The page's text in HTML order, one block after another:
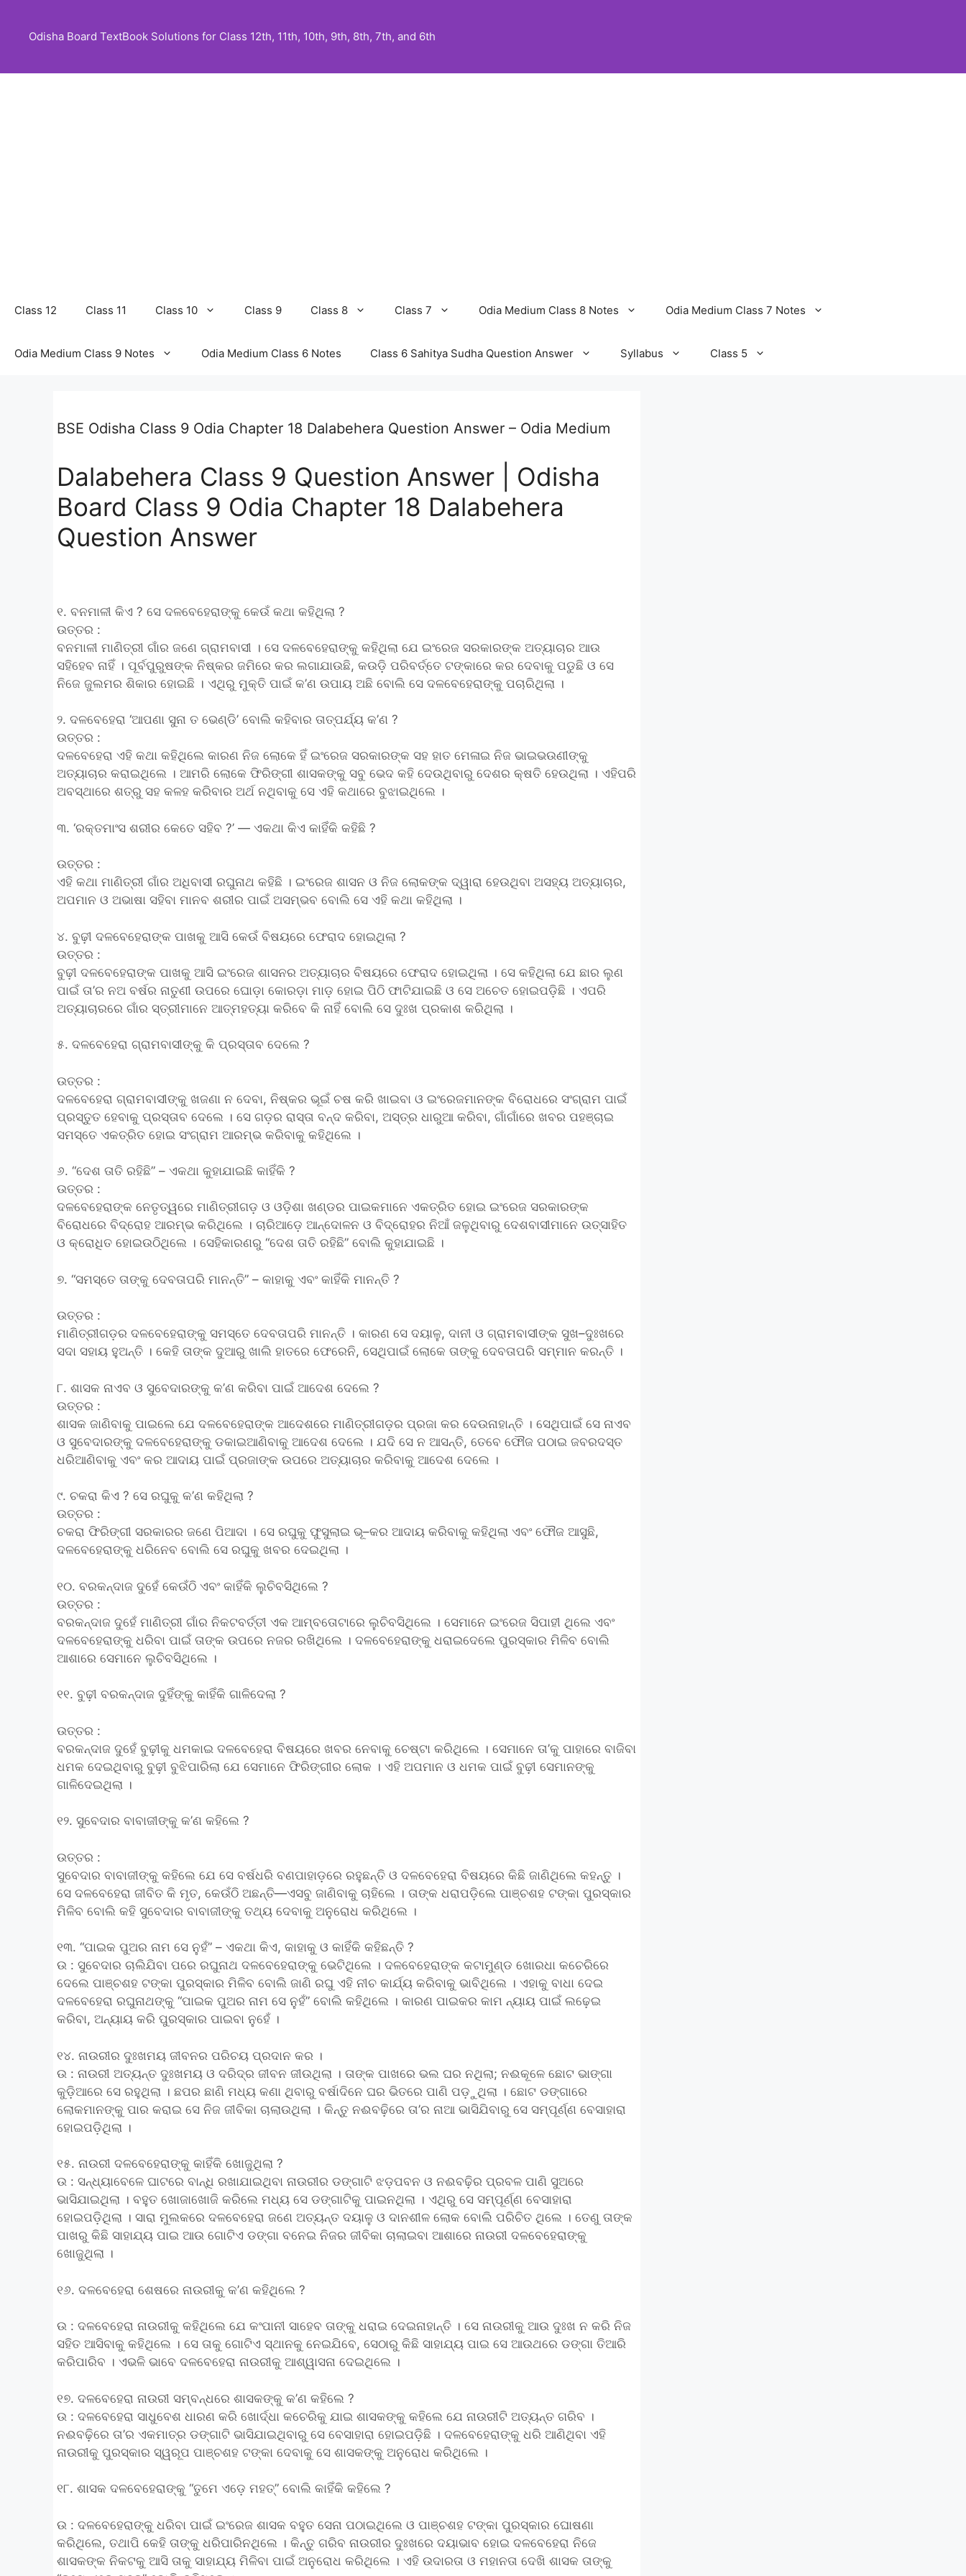
content
Odisha Board TextBook Solutions for Class 12th, 11th, 10th, 9th, 8th, 7th, and 6th
Class 12 Class 11 Class 10 Class 9 Class 8 Class 7 Odia Medium Class 8 Notes Odia Medium Class 7 Notes
Odia Medium Class 9 Notes Odia Medium Class 6 Notes Class 6 Sahitya Sudha Question Answer Syllabus Class 5
BSE Odisha Class 9 Odia Chapter 18 Dalabehera Question Answer – Odia Medium
Dalabehera Class 9 Question Answer | Odisha
Board Class 9 Odia Chapter 18 Dalabehera
Question Answer
୧. ବନମାଳୀ କିଏ ? ସେ ଦଳବେହେରାଙ୍କୁ କେଉଁ କଥା କହିଥିଲା ?
ଉତ୍ତର :
ବନମାଳୀ ମାଣିତ୍ରୀ ଗାଁର ଜଣେ ଗ୍ରାମବାସୀ । ସେ ଦଳବେହେରାଙ୍କୁ କହିଥିଲା ଯେ ଇଂରେଜ ସରକାରଙ୍କ ଅତ୍ୟାଚାର ଆଉ
ସହିହେବ ନାହିଁ । ପୂର୍ବପୁରୁଷଙ୍କ ନିଷ୍କର ଜମିରେ କର ଲଗାଯାଉଛି, କଉଡ଼ି ପରିବର୍ତ୍ତେ ଟଙ୍କାରେ କର ଦେବାକୁ ପଡୁଛି ଓ ସେ
ନିଜେ ଜୁଲମର ଶିକାର ହୋଇଛି । ଏଥିରୁ ମୁକ୍ତି ପାଇଁ କ’ଣ ଉପାୟ ଅଛି ବୋଲି ସେ ଦଳବେହେରାଙ୍କୁ ପଚାରିଥିଲା ।
୨. ଦଳବେହେରା ‘ଆପଣା ସୁନା ତ ଭେଣ୍ଡି’ ବୋଲି କହିବାର ତାତ୍ପର୍ଯ୍ୟ କ’ଣ ?
ଉତ୍ତର :
ଦଳବେହେରା ଏହି କଥା କହିଥିଲେ କାରଣ ନିଜ ଲୋକେ ହିଁ ଇଂରେଜ ସରକାରଙ୍କ ସହ ହାତ ମେଳାଇ ନିଜ ଭାଇଭଉଣୀଙ୍କୁ
ଅତ୍ୟାଚାର କରାଇଥିଲେ । ଆମରି ଲୋକେ ଫିରିଙ୍ଗୀ ଶାସକଙ୍କୁ ସବୁ ଭେଦ କହି ଦେଉଥିବାରୁ ଦେଶର କ୍ଷତି ହେଉଥିଲା । ଏହିପରି
ଅବସ୍ଥାରେ ଶତ୍ରୁ ସହ କଳହ କରିବାର ଅର୍ଥ ନଥିବାକୁ ସେ ଏହି କଥାରେ ବୁଝାଇଥିଲେ ।
୩. ‘ରକ୍ତମାଂସ ଶରୀର କେତେ ସହିବ ?’ — ଏକଥା କିଏ କାହିଁକି କହିଛି ?
ଉତ୍ତର :
ଏହି କଥା ମାଣିତ୍ରୀ ଗାଁର ଅଧିବାସୀ ରଘୁନାଥ କହିଛି । ଇଂରେଜ ଶାସନ ଓ ନିଜ ଲୋକଙ୍କ ଦ୍ୱାରା ହେଉଥିବା ଅସହ୍ୟ ଅତ୍ୟାଚାର,
ଅପମାନ ଓ ଅଭାଷା ସହିବା ମାନବ ଶରୀର ପାଇଁ ଅସମ୍ଭବ ବୋଲି ସେ ଏହି କଥା କହିଥିଲା ।
୪. ବୁଢ଼ୀ ଦଳବେହେରାଙ୍କ ପାଖକୁ ଆସି କେଉଁ ବିଷୟରେ ଫେରାଦ ହୋଇଥିଲା ?
ଉତ୍ତର :
ବୁଢ଼ୀ ଦଳବେହେରାଙ୍କ ପାଖକୁ ଆସି ଇଂରେଜ ଶାସନର ଅତ୍ୟାଚାର ବିଷୟରେ ଫେରାଦ ହୋଇଥିଲା । ସେ କହିଥିଲା ଯେ ଛାର ଲୁଣ
ପାଇଁ ତା’ର ନଅ ବର୍ଷର ନାତୁଣୀ ଉପରେ ଘୋଡ଼ା କୋରଡ଼ା ମାଡ଼ ହୋଇ ପିଠି ଫାଟିଯାଇଛି ଓ ସେ ଅଚେତ ହୋଇପଡ଼ିଛି । ଏପରି
ଅତ୍ୟାଚାରରେ ଗାଁର ସ୍ତ୍ରୀମାନେ ଆତ୍ମହତ୍ୟା କରିବେ କି ନାହିଁ ବୋଲି ସେ ଦୁଃଖ ପ୍ରକାଶ କରିଥିଲା ।
୫. ଦଳବେହେରା ଗ୍ରାମବାସୀଙ୍କୁ କି ପ୍ରସ୍ତାବ ଦେଲେ ?
ଉତ୍ତର :
ଦଳବେହେରା ଗ୍ରାମବାସୀଙ୍କୁ ଖଜଣା ନ ଦେବା, ନିଷ୍କର ଭୂଇଁ ଚଷ କରି ଖାଇବା ଓ ଇଂରେଜମାନଙ୍କ ବିରୋଧରେ ସଂଗ୍ରାମ ପାଇଁ
ପ୍ରସ୍ତୁତ ହେବାକୁ ପ୍ରସ୍ତାବ ଦେଲେ । ସେ ଗଡ଼ର ରାସ୍ତା ବନ୍ଦ କରିବା, ଅସ୍ତ୍ର ଧାରୁଆ କରିବା, ଗାଁଗାଁରେ ଖବର ପହଞ୍ଚାଇ
ସମସ୍ତେ ଏକତ୍ରିତ ହୋଇ ସଂଗ୍ରାମ ଆରମ୍ଭ କରିବାକୁ କହିଥିଲେ ।
୬. “ଦେଶ ତାତି ରହିଛି” – ଏକଥା କୁହାଯାଇଛି କାହିଁକି ?
ଉତ୍ତର :
ଦଳବେହେରାଙ୍କ ନେତୃତ୍ୱରେ ମାଣିତ୍ରୀଗଡ଼ ଓ ଓଡ଼ିଶା ଖଣ୍ଡର ପାଇକମାନେ ଏକତ୍ରିତ ହୋଇ ଇଂରେଜ ସରକାରଙ୍କ
ବିରୋଧରେ ବିଦ୍ରୋହ ଆରମ୍ଭ କରିଥିଲେ । ଚାରିଆଡ଼େ ଆନ୍ଦୋଳନ ଓ ବିଦ୍ରୋହର ନିଆଁ ଜଳୁଥିବାରୁ ଦେଶବାସୀମାନେ ଉତ୍ସାହିତ
ଓ କ୍ରୋଧିତ ହୋଇଉଠିଥିଲେ । ସେହିକାରଣରୁ “ଦେଶ ତାତି ରହିଛି” ବୋଲି କୁହାଯାଇଛି ।
୭. “ସମସ୍ତେ ତାଙ୍କୁ ଦେବତାପରି ମାନନ୍ତି” – କାହାକୁ ଏବଂ କାହିଁକି ମାନନ୍ତି ?
ଉତ୍ତର :
ମାଣିତ୍ରୀଗଡ଼ର ଦଳବେହେରାଙ୍କୁ ସମସ୍ତେ ଦେବତାପରି ମାନନ୍ତି । କାରଣ ସେ ଦୟାଳୁ, ଦାନୀ ଓ ଗ୍ରାମବାସୀଙ୍କ ସୁଖ–ଦୁଃଖରେ
ସଦା ସହାୟ ହୁଅନ୍ତି । କେହି ତାଙ୍କ ଦୁଆରୁ ଖାଲି ହାତରେ ଫେରେନି, ସେଥିପାଇଁ ଲୋକେ ତାଙ୍କୁ ଦେବତାପରି ସମ୍ମାନ କରନ୍ତି ।
୮. ଶାସକ ନାଏବ ଓ ସୁବେଦାରଙ୍କୁ କ’ଣ କରିବା ପାଇଁ ଆଦେଶ ଦେଲେ ?
ଉତ୍ତର :
ଶାସକ ଜାଣିବାକୁ ପାଇଲେ ଯେ ଦଳବେହେରାଙ୍କ ଆଦେଶରେ ମାଣିତ୍ରୀଗଡ଼ର ପ୍ରଜା କର ଦେଉନାହାନ୍ତି । ସେଥିପାଇଁ ସେ ନାଏବ
ଓ ସୁବେଦାରଙ୍କୁ ଦଳବେହେରାଙ୍କୁ ଡକାଇଆଣିବାକୁ ଆଦେଶ ଦେଲେ । ଯଦି ସେ ନ ଆସନ୍ତି, ତେବେ ଫୌଜ ପଠାଇ ଜବରଦସ୍ତ
ଧରିଆଣିବାକୁ ଏବଂ କର ଆଦାୟ ପାଇଁ ପ୍ରଜାଙ୍କ ଉପରେ ଅତ୍ୟାଚାର କରିବାକୁ ଆଦେଶ ଦେଲେ ।
୯. ଚକରା କିଏ ? ସେ ରଘୁକୁ କ’ଣ କହିଥିଲା ?
ଉତ୍ତର :
ଚକରା ଫିରିଙ୍ଗୀ ସରକାରର ଜଣେ ପିଆଦା । ସେ ରଘୁକୁ ଫୁସୁଲାଇ ଭୂ–କର ଆଦାୟ କରିବାକୁ କହିଥିଲା ଏବଂ ଫୌଜ ଆସୁଛି,
ଦଳବେହେରାଙ୍କୁ ଧରିନେବ ବୋଲି ସେ ରଘୁକୁ ଖବର ଦେଇଥିଲା ।
୧୦. ବରକନ୍ଦାଜ ଦୁହେଁ କେଉଁଠି ଏବଂ କାହିଁକି ଲୁଚିବସିଥିଲେ ?
ଉତ୍ତର :
ବରକନ୍ଦାଜ ଦୁହେଁ ମାଣିତ୍ରୀ ଗାଁର ନିକଟବର୍ତ୍ତୀ ଏକ ଆମ୍ବତୋଟାରେ ଲୁଚିବସିଥିଲେ । ସେମାନେ ଇଂରେଜ ସିପାହୀ ଥିଲେ ଏବଂ
ଦଳବେହେରାଙ୍କୁ ଧରିବା ପାଇଁ ତାଙ୍କ ଉପରେ ନଜର ରଖିଥିଲେ । ଦଳବେହେରାଙ୍କୁ ଧରାଇଦେଲେ ପୁରସ୍କାର ମିଳିବ ବୋଲି
ଆଶାରେ ସେମାନେ ଲୁଚିବସିଥିଲେ ।
୧୧. ବୁଢ଼ୀ ବରକନ୍ଦାଜ ଦୁହିଁଙ୍କୁ କାହିଁକି ଗାଳିଦେଲା ?
ଉତ୍ତର :
ବରକନ୍ଦାଜ ଦୁହେଁ ବୁଢ଼ୀକୁ ଧମକାଇ ଦଳବେହେରା ବିଷୟରେ ଖବର ନେବାକୁ ଚେଷ୍ଟା କରିଥିଲେ । ସେମାନେ ତା’କୁ ପାହାରେ ବାଜିବା
ଧମକ ଦେଇଥିବାରୁ ବୁଢ଼ୀ ବୁଝିପାରିଲା ଯେ ସେମାନେ ଫିରିଙ୍ଗୀର ଲୋକ । ଏହି ଅପମାନ ଓ ଧମକ ପାଇଁ ବୁଢ଼ୀ ସେମାନଙ୍କୁ
ଗାଳିଦେଇଥିଲା ।
୧୨. ସୁବେଦାର ବାବାଜୀଙ୍କୁ କ’ଣ କହିଲେ ?
ଉତ୍ତର :
ସୁବେଦାର ବାବାଜୀଙ୍କୁ କହିଲେ ଯେ ସେ ବର୍ଷଧରି ବଣପାହାଡ଼ରେ ରହୁଛନ୍ତି ଓ ଦଳବେହେରା ବିଷୟରେ କିଛି ଜାଣିଥିଲେ କହନ୍ତୁ ।
ସେ ଦଳବେହେରା ଜୀବିତ କି ମୃତ, କେଉଁଠି ଅଛନ୍ତି—ଏସବୁ ଜାଣିବାକୁ ଚାହିଲେ । ତାଙ୍କ ଧରାପଡ଼ିଲେ ପାଞ୍ଚଶହ ଟଙ୍କା ପୁରସ୍କାର
ମିଳିବ ବୋଲି କହି ସୁବେଦାର ବାବାଜୀଙ୍କୁ ତଥ୍ୟ ଦେବାକୁ ଅନୁରୋଧ କରିଥିଲେ ।
୧୩. “ପାଇକ ପୁଅର ନାମ ସେ ନୁହଁ” – ଏକଥା କିଏ, କାହାକୁ ଓ କାହିଁକି କହିଛନ୍ତି ?
ଉ : ସୁବେଦାର ଚାଲିଯିବା ପରେ ରଘୁନାଥ ଦଳବେହେରାଙ୍କୁ ଭେଟିଥିଲେ । ଦଳବେହେରାଙ୍କ କଟାମୁଣ୍ଡ ଖୋରଧା କଚେରିରେ
ଦେଲେ ପାଞ୍ଚଶହ ଟଙ୍କା ପୁରସ୍କାର ମିଳିବ ବୋଲି ଜାଣି ରଘୁ ଏହି ନୀଚ କାର୍ଯ୍ୟ କରିବାକୁ ଭାବିଥିଲେ । ଏହାକୁ ବାଧା ଦେଇ
ଦଳବେହେରା ରଘୁନାଥଙ୍କୁ “ପାଇକ ପୁଅର ନାମ ସେ ନୁହଁ” ବୋଲି କହିଥିଲେ । କାରଣ ପାଇକର କାମ ନ୍ୟାୟ ପାଇଁ ଲଢ଼େଇ
କରିବା, ଅନ୍ୟାୟ କରି ପୁରସ୍କାର ପାଇବା ନୁହେଁ ।
୧୪. ନାଉରୀର ଦୁଃଖମୟ ଜୀବନର ପରିଚୟ ପ୍ରଦାନ କର ।
ଉ : ନାଉରୀ ଅତ୍ୟନ୍ତ ଦୁଃଖମୟ ଓ ଦରିଦ୍ର ଜୀବନ ଜୀଉଥିଲା । ତାଙ୍କ ପାଖରେ ଭଲ ଘର ନଥିଲା; ନଈକୂଳେ ଛୋଟ ଭାଙ୍ଗା
କୁଡ଼ିଆରେ ସେ ରହୁଥିଲା । ଛପର ଛାଣି ମଧ୍ୟ କଣା ଥିବାରୁ ବର୍ଷାଦିନେ ଘର ଭିତରେ ପାଣି ପଡ଼ୁଥିଲା । ଛୋଟ ଡଙ୍ଗାରେ
ଲୋକମାନଙ୍କୁ ପାର କରାଇ ସେ ନିଜ ଜୀବିକା ଚାଲାଉଥିଲା । କିନ୍ତୁ ନଈବଢ଼ିରେ ତା’ର ନାଆ ଭାସିଯିବାରୁ ସେ ସମ୍ପୂର୍ଣ୍ଣ ବେସାହାରା
ହୋଇପଡ଼ିଥିଲା ।
୧୫. ନାଉରୀ ଦଳବେହେରାଙ୍କୁ କାହିଁକି ଖୋଜୁଥିଲା ?
ଉ : ସନ୍ଧ୍ୟାବେଳେ ଘାଟରେ ବାନ୍ଧି ରଖାଯାଇଥିବା ନାଉରୀର ଡଙ୍ଗାଟି ଝଡ଼ପବନ ଓ ନଈବଢ଼ିର ପ୍ରବଳ ପାଣି ସୁଅରେ
ଭାସିଯାଇଥିଲା । ବହୁତ ଖୋଜାଖୋଜି କରିଲେ ମଧ୍ୟ ସେ ଡଙ୍ଗାଟିକୁ ପାଇନଥିଲା । ଏଥିରୁ ସେ ସମ୍ପୂର୍ଣ୍ଣ ବେସାହାରା
ହୋଇପଡ଼ିଥିଲା । ସାରା ମୁଲକରେ ଦଳବେହେରା ଜଣେ ଅତ୍ୟନ୍ତ ଦୟାଳୁ ଓ ଦାନଶୀଳ ଲୋକ ବୋଲି ପରିଚିତ ଥିଲେ । ତେଣୁ ତାଙ୍କ
ପାଖରୁ କିଛି ସାହାଯ୍ୟ ପାଇ ଆଉ ଗୋଟିଏ ଡଙ୍ଗା ବନେଇ ନିଜର ଜୀବିକା ଚାଲାଇବା ଆଶାରେ ନାଉରୀ ଦଳବେହେରାଙ୍କୁ
ଖୋଜୁଥିଲା ।
୧୬. ଦଳବେହେରା ଶେଷରେ ନାଉରୀକୁ କ’ଣ କହିଥିଲେ ?
ଉ : ଦଳବେହେରା ନାଉରୀକୁ କହିଥିଲେ ଯେ କଂପାନୀ ସାହେବ ତାଙ୍କୁ ଧରାଇ ଦେଇନାହାନ୍ତି । ସେ ନାଉରୀକୁ ଆଉ ଦୁଃଖ ନ କରି ନିଜ
ସହିତ ଆସିବାକୁ କହିଥିଲେ । ସେ ତାକୁ ଗୋଟିଏ ସ୍ଥାନକୁ ନେଇଯିବେ, ସେଠାରୁ କିଛି ସାହାଯ୍ୟ ପାଇ ସେ ଆଉଥରେ ଡଙ୍ଗା ତିଆରି
କରିପାରିବ । ଏଭଳି ଭାବେ ଦଳବେହେରା ନାଉରୀକୁ ଆଶ୍ୱାସନା ଦେଇଥିଲେ ।
୧୭. ଦଳବେହେରା ନାଉରୀ ସମ୍ବନ୍ଧରେ ଶାସକଙ୍କୁ କ’ଣ କହିଲେ ?
ଉ : ଦଳବେହେରା ସାଧୁବେଶ ଧାରଣ କରି ଖୋର୍ଦ୍ଧା କଚେରିକୁ ଯାଇ ଶାସକଙ୍କୁ କହିଲେ ଯେ ନାଉରୀଟି ଅତ୍ୟନ୍ତ ଗରିବ ।
ନଈବଢ଼ିରେ ତା’ର ଏକମାତ୍ର ଡଙ୍ଗାଟି ଭାସିଯାଇଥିବାରୁ ସେ ବେସାହାରା ହୋଇପଡ଼ିଛି । ଦଳବେହେରାଙ୍କୁ ଧରି ଆଣିଥିବା ଏହି
ନାଉରୀକୁ ପୁରସ୍କାର ସ୍ୱରୂପ ପାଞ୍ଚଶହ ଟଙ୍କା ଦେବାକୁ ସେ ଶାସକଙ୍କୁ ଅନୁରୋଧ କରିଥିଲେ ।
୧୮. ଶାସକ ଦଳବେହେରାଙ୍କୁ “ତୁମେ ଏଡ଼େ ମହତ୍” ବୋଲି କାହିଁକି କହିଲେ ?
ଉ : ଦଳବେହେରାଙ୍କୁ ଧରିବା ପାଇଁ ଇଂରେଜ ଶାସକ ବହୁତ ସେନା ପଠାଇଥିଲେ ଓ ପାଞ୍ଚଶହ ଟଙ୍କା ପୁରସ୍କାର ଘୋଷଣା
କରିଥିଲେ, ତଥାପି କେହି ତାଙ୍କୁ ଧରିପାରିନଥିଲେ । କିନ୍ତୁ ଗରିବ ନାଉରୀର ଦୁଃଖରେ ଦୟାଭାବ ହୋଇ ଦଳବେହେରା ନିଜେ
ଶାସକଙ୍କ ନିକଟକୁ ଆସି ତାକୁ ସାହାଯ୍ୟ ମିଳିବା ପାଇଁ ଅନୁରୋଧ କରିଥିଲେ । ଏହି ଉଦାରତା ଓ ମହାନତା ଦେଖି ଶାସକ ତାଙ୍କୁ